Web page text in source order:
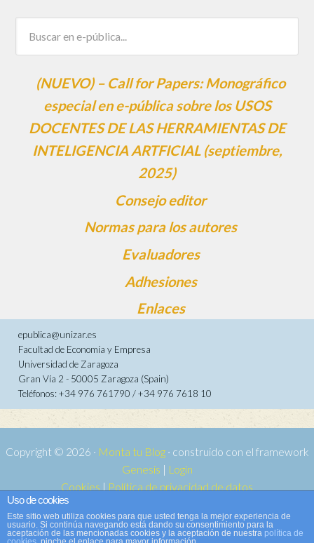
(NUEVO) – Call for Papers: Monográfico
especial en e-pública sobre los USOS
DOCENTES DE LAS HERRAMIENTAS DE
INTELIGENCIA ARTFICIAL (septiembre,
2025)
Consejo editor
Normas para los autores
Evaluadores
Adhesiones
Enlaces
epublica@unizar.es
Facultad de Economía y Empresa
Universidad de Zaragoza
Gran Vía 2 - 50005 Zaragoza (Spain)
Teléfonos: +34 976 761790 / +34 976 7618 10
Copyright © 2026 · Monta tu Blog· construido con el framework
Genesis | Login
Cookies | Política de privacidad de datos
Copyright © 2026 ·
WordPress·Acceder
Uso de cookies
Este sitio web utiliza cookies para que usted tenga la mejor experiencia de
usuario. Si continúa navegando está dando su consentimiento para la
aceptación de las mencionadas cookies y la aceptación de nuestra política de